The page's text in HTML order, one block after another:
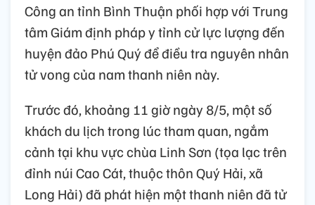
Công an tỉnh Bình Thuận phối hợp với Trung
tâm Giám định pháp y tỉnh cử lực lượng đến
huyện đảo Phú Quý để điều tra nguyên nhân
tử vong của nam thanh niên này.
Trước đó, khoảng 11 giờ ngày 8/5, một số
khách du lịch trong lúc tham quan, ngắm
cảnh tại khu vực chùa Linh Sơn (tọa lạc trên
đỉnh núi Cao Cát, thuộc thôn Quý Hải, xã
Long Hải) đã phát hiện một thanh niên đã tử